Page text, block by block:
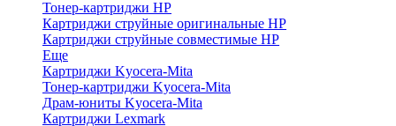
Тонер-картриджи HP
Картриджи струйные оригинальные HP
Картриджи струйные совместимые HP
Еще
Картриджи Kyocera-Mita
Тонер-картриджи Kyocera-Mita
Драм-юниты Kyocera-Mita
Картриджи Lexmark